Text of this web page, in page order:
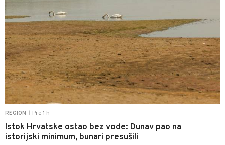
REGION Pre 1 h
Istok Hrvatske ostao bez vode: Dunav pao na
istorijski minimum, bunari presušili